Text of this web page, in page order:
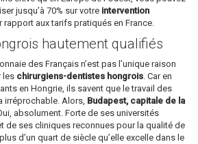
jusqu’à 70% sur votre intervention
rapport aux tarifs pratiqués en France.
hautement qualifiés
des Français n’est pas l’unique raison
les chirurgiens-dentistes hongrois. Car en
en Hongrie, ils savent que le travail des
irréprochable. Alors, Budapest, capitale de la
absolument. Forte de ses universités
de ses cliniques reconnues pour la qualité de
d’un quart de siècle qu’elle excelle dans le